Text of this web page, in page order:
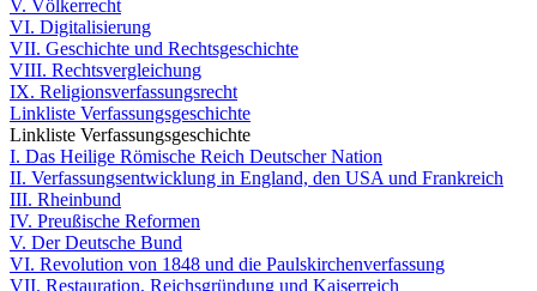
V. Völkerrecht
VI. Digitalisierung
VII. Geschichte und Rechtsgeschichte
VIII. Rechtsvergleichung
IX. Religionsverfassungsrecht
Linkliste Verfassungsgeschichte
Linkliste Verfassungsgeschichte
I. Das Heilige Römische Reich Deutscher Nation
II. Verfassungsentwicklung in England, den USA und Frankreich
III. Rheinbund
IV. Preußische Reformen
V. Der Deutsche Bund
VI. Revolution von 1848 und die Paulskirchenverfassung
VII. Restauration, Reichsgründung und Kaiserreich